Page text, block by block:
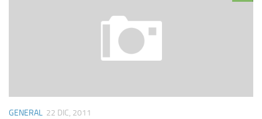
GENERAL 22 DIC, 2011